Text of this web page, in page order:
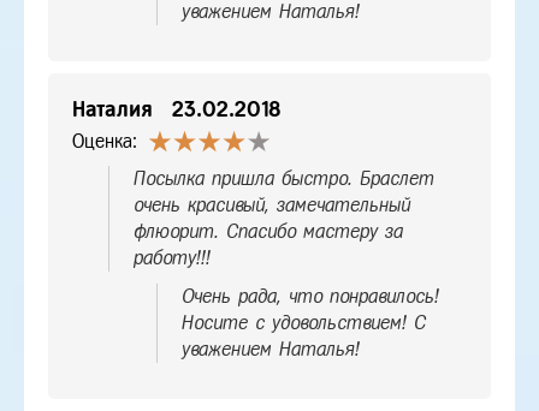
уважением Наталья!
Наталия 23.02.2018
Оценка:
Посылка пришла быстро. Браслет
очень красивый, замечательный
флюорит. Спасибо мастеру за
работу!!!
Очень рада, что понравилось!
Носите с удовольствием! С
уважением Наталья!